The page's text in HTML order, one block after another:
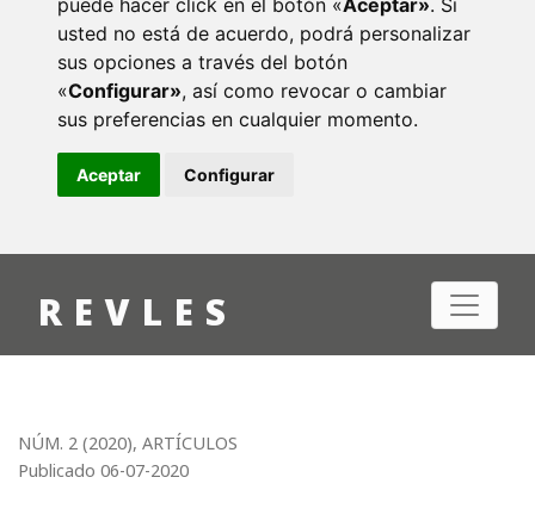
puede hacer click en el botón «Aceptar». Si
usted no está de acuerdo, podrá personalizar
sus opciones a través del botón
«Configurar», así como revocar o cambiar
sus preferencias en cualquier momento.
Aceptar Configurar
REVLES
NÚM. 2 (2020), ARTÍCULOS
Publicado 06-07-2020